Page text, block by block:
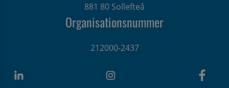
881 80 Sollefteå
Organisationsnummer
212000-2437